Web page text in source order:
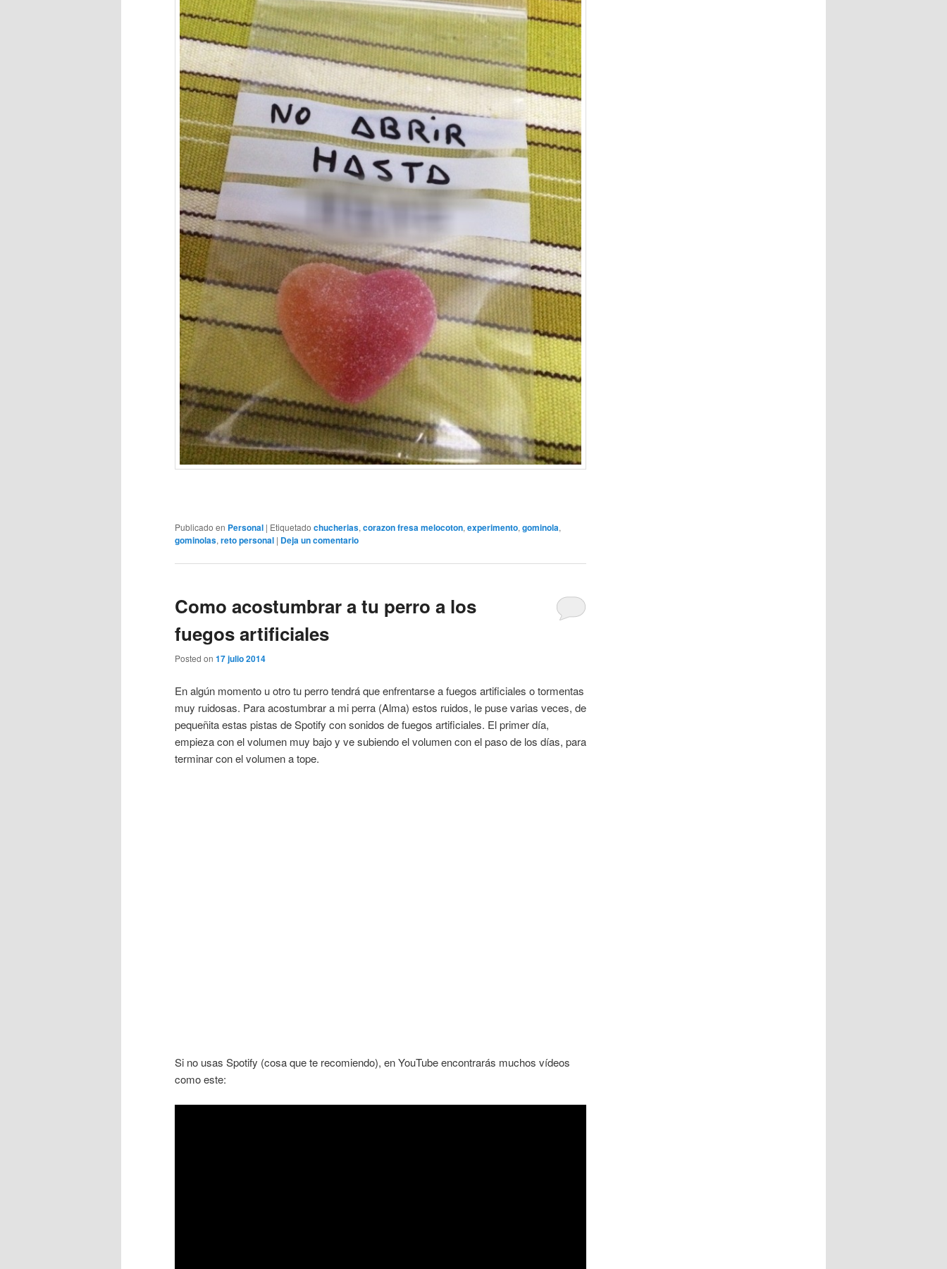
Publicado en Personal | Etiquetado chucherias, corazon fresa melocoton, experimento, gominola,
gominolas, reto personal | Deja un comentario
Como acostumbrar a tu perro a los
fuegos artificiales
Posted on 17 julio 2014
En algún momento u otro tu perro tendrá que enfrentarse a fuegos artificiales o tormentas
muy ruidosas. Para acostumbrar a mi perra (Alma) estos ruidos, le puse varias veces, de
pequeñita estas pistas de Spotify con sonidos de fuegos artificiales. El primer día,
empieza con el volumen muy bajo y ve subiendo el volumen con el paso de los días, para
terminar con el volumen a tope.
Si no usas Spotify (cosa que te recomiendo), en YouTube encontrarás muchos vídeos
como este: